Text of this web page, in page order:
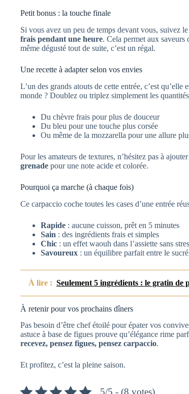
Petit bonus : la touche finale
Si vous avez un peu de temps devant vous, suivez
frais pendant une heure. Cela permet aux saveurs
même dégusté tout de suite, c’est un régal.
Une recette à adapter selon vos envies
L’un des grands atouts de cette entrée, c’est qu’elle
monde ? Doublez ou triplez simplement les
Du chèvre frais pour plus de douceur
Du bleu pour une touche plus corsée
Ou même de la mozzarella pour une allure
Pour les amateurs de textures, n’hésitez pas à
grenade pour une note acide et colorée.
Pourquoi ça marche (à chaque fois)
Ce carpaccio coche toutes les cases d’une entrée
Rapide : aucune cuisson, prêt en 5 minutes
Sain : des ingrédients frais et simples
Chic : un effet waouh dans l’assiette sans
Savoureux : un équilibre parfait entre le
À lire : Seulement 5 ingrédients : le gratin de
À retenir pour vos prochains dîners
Pas besoin d’être chef étoilé pour épater vos
astuce à base de figues prouve qu’élégance rime
recevez, pensez figues, pensez carpaccio.
Et profitez, c’est la pleine saison.